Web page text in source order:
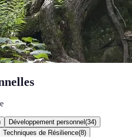
Développement personnel (34)
Techniques de Résilience(8)